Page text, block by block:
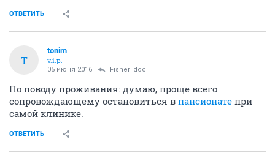
ОТВЕТИТЬ
T
tonim
v.i.p.
05 июня 2016 Fisher_doc
По поводу проживания: думаю, проще всего
сопровождающему остановиться в пансионате при
самой клинике.
ОТВЕТИТЬ